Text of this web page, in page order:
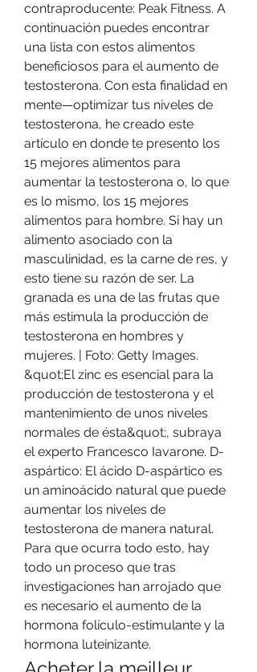
contraproducente: Peak Fitness. A
continuación puedes encontrar
una lista con estos alimentos
beneficiosos para el aumento de
testosterona. Con esta finalidad en
mente—optimizar tus niveles de
testosterona, he creado este
artículo en donde te presento los
15 mejores alimentos para
aumentar la testosterona o, lo que
es lo mismo, los 15 mejores
alimentos para hombre. Si hay un
alimento asociado con la
masculinidad, es la carne de res, y
esto tiene su razón de ser. La
granada es una de las frutas que
más estimula la producción de
testosterona en hombres y
mujeres. | Foto: Getty Images.
&quot;El zinc es esencial para la
producción de testosterona y el
mantenimiento de unos niveles
normales de ésta&quot;, subraya
el experto Francesco Iavarone. D-
aspártico: El ácido D-aspártico es
un aminoácido natural que puede
aumentar los niveles de
testosterona de manera natural.
Para que ocurra todo esto, hay
todo un proceso que tras
investigaciones han arrojado que
es necesario el aumento de la
hormona folículo-estimulante y la
hormona luteinizante.